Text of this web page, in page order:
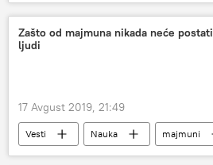
Zašto od majmuna nikada neće postati
ljudi
17 Avgust 2019, 21:49
Vesti Nauka majmuni
Živi svet i genetika
Društvo